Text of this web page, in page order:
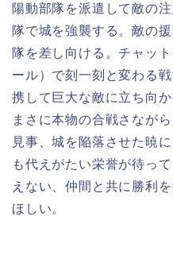
陽動部隊を派遣して敵の
隊で城を強襲する。敵の
隊を差し向ける。チャッ
ール）で刻一刻と変わる
携して巨大な敵に立ち向
まさに本物の合戦さながら
見事、城を陥落させた暁
も代えがたい栄誉が待っ
えない、仲間と共に勝利
ほしい。